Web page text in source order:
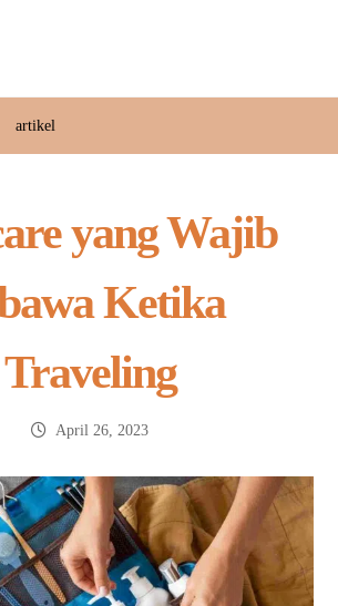
artikel
yang Wajib
Ketika
Traveling
April 26, 2023